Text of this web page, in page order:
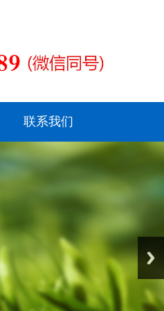
联系我们